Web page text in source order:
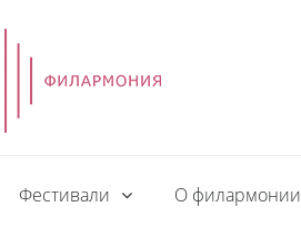
Фестивали О филармонии